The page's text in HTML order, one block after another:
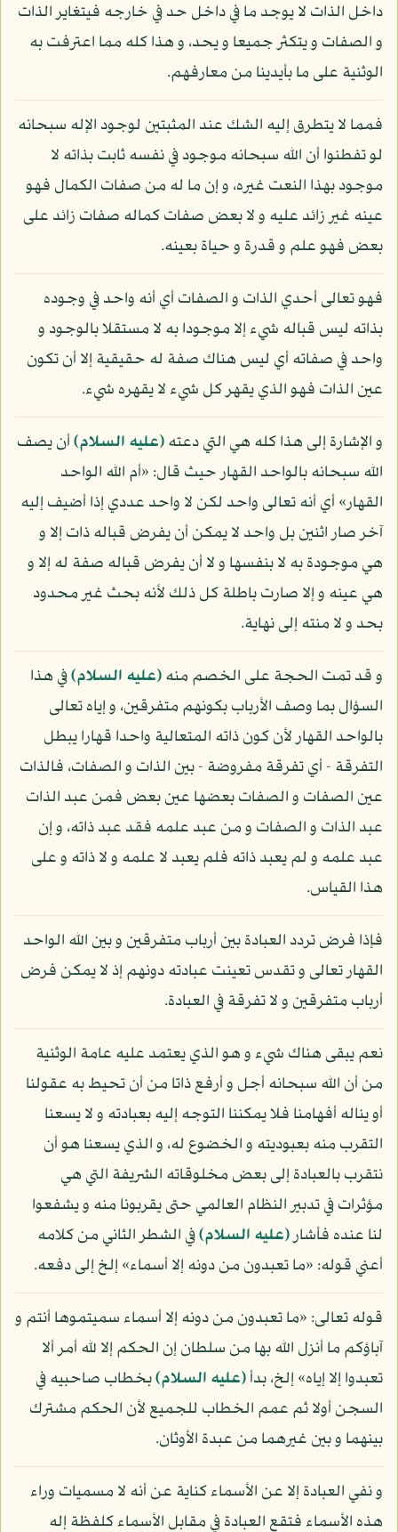
داخل الذات لا يوجد ما في داخل حد في خارجه فيتغاير الذات
و الصفات و يتكثر جميعا و يحد، و هذا كله مما اعترفت به
الوثنية على ما بأيدينا من معارفهم.
فمما لا يتطرق إليه الشك عند المثبتين لوجود الإله سبحانه
لو تفطنوا أن الله سبحانه موجود في نفسه ثابت بذاته لا
موجود بهذا النعت غيره، و إن ما له من صفات الكمال فهو
عينه غير زائد عليه و لا بعض صفات كماله صفات زائد على
بعض فهو علم و قدرة و حياة بعينه.
فهو تعالى أحدي الذات و الصفات أي أنه واحد في وجوده
بذاته ليس قباله شيء إلا موجودا به لا مستقلا بالوجود و
واحد في صفاته أي ليس هناك صفة له حقيقية إلا أن تكون
عين الذات فهو الذي يقهر كل شيء لا يقهره شيء.
و الإشارة إلى هذا كله هي التي دعته(عليه السلام)أن يصف
الله سبحانه بالواحد القهار حيث قال: «أم الله الواحد
القهار» أي أنه تعالى واحد لكن لا واحد عددي إذا أضيف إليه
آخر صار اثنين بل واحد لا يمكن أن يفرض قباله ذات إلا و
هي موجودة به لا بنفسها و لا أن يفرض قباله صفة له إلا و
هي عينه و إلا صارت باطلة كل ذلك لأنه بحث غير محدود
بحد و لا منته إلى نهاية.
و قد تمت الحجة على الخصم منه(عليه السلام)في هذا
السؤال بما وصف الأرباب بكونهم متفرقين، و إياه تعالى
بالواحد القهار لأن كون ذاته المتعالية واحدا قهارا يبطل
التفرقة - أي تفرقة مفروضة - بين الذات و الصفات، فالذات
عين الصفات و الصفات بعضها عين بعض فمن عبد الذات
عبد الذات و الصفات و من عبد علمه فقد عبد ذاته، و إن
عبد علمه و لم يعبد ذاته فلم يعبد لا علمه و لا ذاته و على
هذا القياس.
فإذا فرض تردد العبادة بين أرباب متفرقين و بين الله الواحد
القهار تعالى و تقدس تعينت عبادته دونهم إذ لا يمكن فرض
أرباب متفرقين و لا تفرقة في العبادة.
نعم يبقى هناك شيء و هو الذي يعتمد عليه عامة الوثنية
من أن الله سبحانه أجل و أرفع ذاتا من أن تحيط به عقولنا
أو يناله أفهامنا فلا يمكننا التوجه إليه بعبادته و لا يسعنا
التقرب منه بعبوديته و الخضوع له، و الذي يسعنا هو أن
نتقرب بالعبادة إلى بعض مخلوقاته الشريفة التي هي
مؤثرات في تدبير النظام العالمي حتى يقربونا منه و يشفعوا
لنا عنده فأشار(عليه السلام)في الشطر الثاني من كلامه
أعني قوله: «ما تعبدون من دونه إلا أسماء» إلخ إلى دفعه.
قوله تعالى: «ما تعبدون من دونه إلا أسماء سميتموها أنتم و
آباؤكم ما أنزل الله بها من سلطان إن الحكم إلا لله أمر ألا
تعبدوا إلا إياه» إلخ، بدأ(عليه السلام)بخطاب صاحبيه في
السجن أولا ثم عمم الخطاب للجميع لأن الحكم مشترك
بينهما و بين غيرهما من عبدة الأوثان.
و نفي العبادة إلا عن الأسماء كناية عن أنه لا مسميات وراء
هذه الأسماء فتقع العبادة في مقابل الأسماء كلفظة إله